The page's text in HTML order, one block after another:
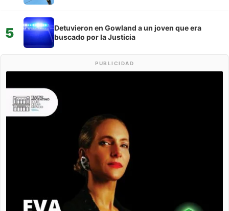
5
Detuvieron en Gowland a un joven que era
buscado por la Justicia
PUBLICIDAD